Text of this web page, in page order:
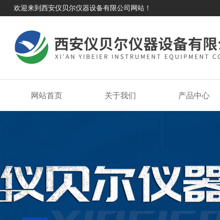
欢迎来到西安仪贝尔仪器设备有限公司网站！
网站首页 关于我们 产品中心